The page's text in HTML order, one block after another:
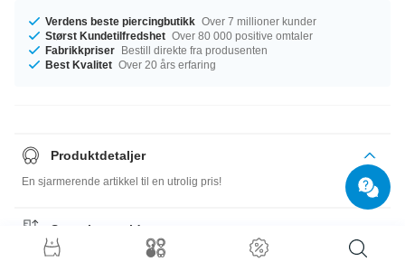
Verdens beste piercingbutikk Over 7 millioner kunder
Størst Kundetilfredshet Over 80 000 positive omtaler
Fabrikkpriser Bestill direkte fra produsenten
Best Kvalitet Over 20 års erfaring
Produktdetaljer
En sjarmerende artikkel til en utrolig pris!
Størrelsesguide